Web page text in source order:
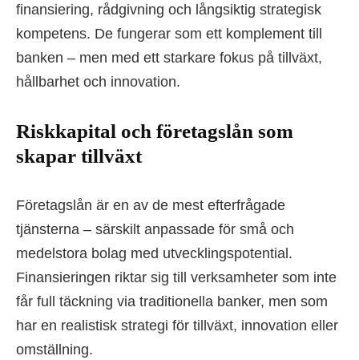
finansiering, rådgivning och långsiktig strategisk
kompetens. De fungerar som ett komplement till
banken – men med ett starkare fokus på tillväxt,
hållbarhet och innovation.
Riskkapital och företagslån som
skapar tillväxt
Företagslån är en av de mest efterfrågade
tjänsterna – särskilt anpassade för små och
medelstora bolag med utvecklingspotential.
Finansieringen riktar sig till verksamheter som inte
får full täckning via traditionella banker, men som
har en realistisk strategi för tillväxt, innovation eller
omställning.